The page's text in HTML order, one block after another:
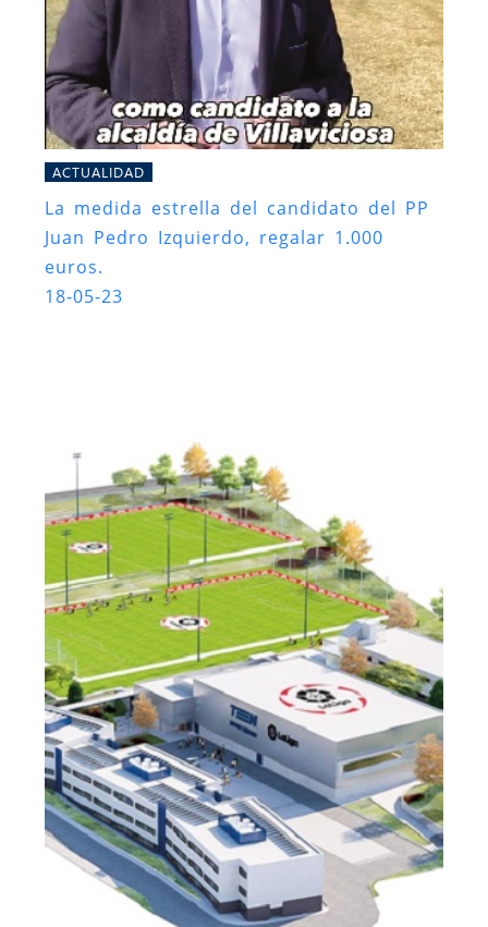
ACTUALIDAD
La medida estrella del candidato del PP
Juan Pedro Izquierdo, regalar 1.000
euros.
18-05-23